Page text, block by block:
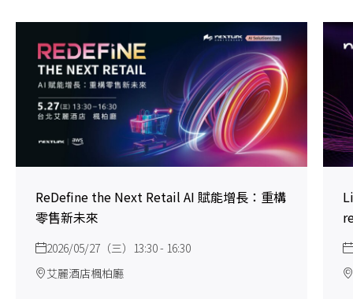
ReDefine the Next Retail AI 賦能增長：重構
零售新未來
2026/05/27（三）13:30 - 16:30
艾麗酒店楓柏廳